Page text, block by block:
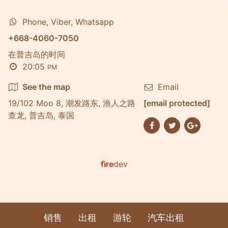
Phone, Viber, Whatsapp
+668-4060-7050
在普吉岛的时间
20:05 PM
See the map
19/102 Moo 8, 潮发路东, 渔人之路
查龙, 普吉岛, 泰国
Email
[email protected]
firedev
销售 出租 游轮 汽车出租